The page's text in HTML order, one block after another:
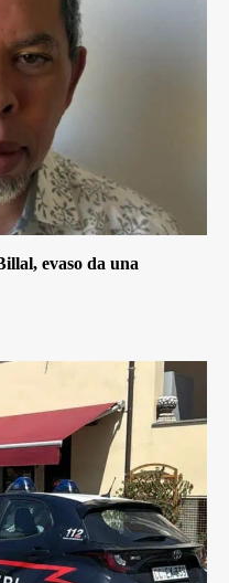
evaso da una